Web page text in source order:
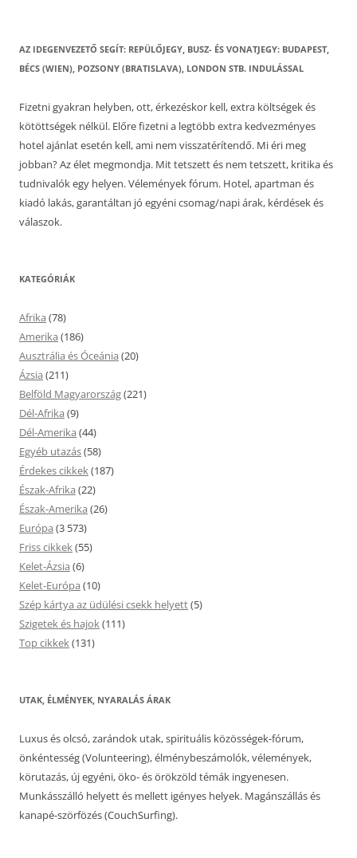
AZ IDEGENVEZETŐ SEGÍT: REPÜLŐJEGY, BUSZ- ÉS VONATJEGY: BUDAPEST,
BÉCS (WIEN), POZSONY (BRATISLAVA), LONDON STB. INDULÁSSAL
Fizetni gyakran helyben, ott, érkezéskor kell, extra költségek és
kötöttségek nélkül. Előre fizetni a legtöbb extra kedvezményes
hotel ajánlat esetén kell, ami nem visszatérítendő. Mi éri meg
jobban? Az élet megmondja. Mit tetszett és nem tetszett, kritika és
tudnivalók egy helyen. Vélemények fórum. Hotel, apartman és
kiadó lakás, garantáltan jó egyéni csomag/napi árak, kérdések és
válaszok.
KATEGÓRIÁK
Afrika (78)
Amerika (186)
Ausztrália és Óceánia (20)
Ázsia (211)
Belföld Magyarország(221)
Dél-Afrika (9)
Dél-Amerika (44)
Egyéb utazás(58)
Érdekes cikkek(187)
Észak-Afrika (22)
Észak-Amerika (26)
Európa (3 573)
Friss cikkek(55)
Kelet-Ázsia (6)
Kelet-Európa (10)
Szép kártya az üdülési csekk helyett(5)
Szigetek és hajok(111)
Top cikkek(131)
UTAK, ÉLMÉNYEK, NYARALÁS ÁRAK
Luxus és olcsó, zarándok utak, spirituális közösségek-fórum,
önkéntesség (Volunteering), élménybeszámolók, vélemények,
körutazás, új egyéni, öko- és örökzöld témák ingyenesen.
Munkásszálló helyett és mellett igényes helyek. Magánszállás és
kanapé-szörfözés (CouchSurfing).